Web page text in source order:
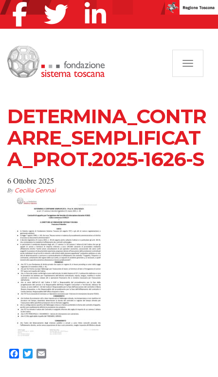
DETERMINA_CONTR
ARRE_SEMPLIFICAT
A_PROT.2025-1626-S
6 Ottobre 2025
By Cecilia Gennai
Facebook
Twitter